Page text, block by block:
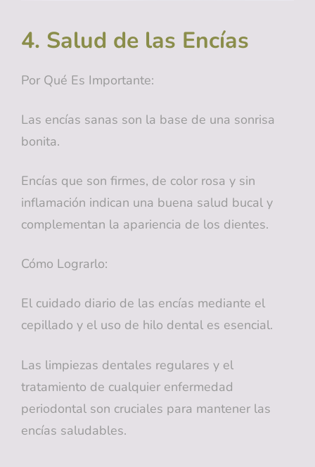
4. Salud de las Encías
Por Qué Es Importante:
Las encías sanas son la base de una sonrisa
bonita.
Encías que son firmes, de color rosa y sin
inflamación indican una buena salud bucal y
complementan la apariencia de los dientes.
Cómo Lograrlo:
El cuidado diario de las encías mediante el
cepillado y el uso de hilo dental es esencial.
Las limpiezas dentales regulares y el
tratamiento de cualquier enfermedad
periodontal son cruciales para mantener las
encías saludables.